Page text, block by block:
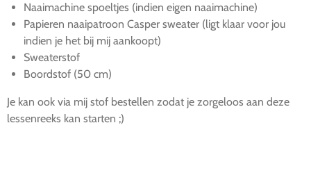
Naaimachine spoeltjes (indien eigen naaimachine)
Papieren naaipatroon Casper sweater (ligt klaar voor jou
indien je het bij mij aankoopt)
Sweaterstof
Boordstof (50 cm)
Je kan ook via mij stof bestellen zodat je zorgeloos aan deze
lessenreeks kan starten ;)